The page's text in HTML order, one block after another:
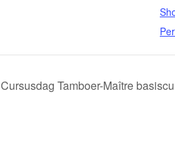
Cursusdag Tamboer-Maître